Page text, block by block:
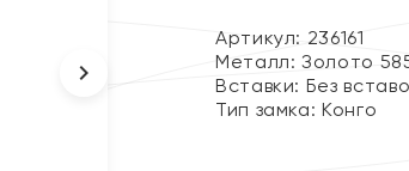
Артикул: 236161
Металл:Золото
Вставки: Без
Тип замка:Конго